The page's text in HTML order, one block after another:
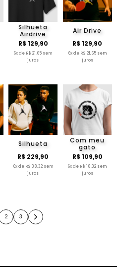
Silhueta
Airdrive
R$ 129,90
6x de R$ 21,65 sem
juros
Air Drive
R$ 129,90
6x de R$ 21,65 sem
juros
Silhueta
R$ 229,90
6x de R$ 38,32 sem
juros
Com meu
gato
R$ 109,90
6x de R$ 18,32 sem
juros
2 3